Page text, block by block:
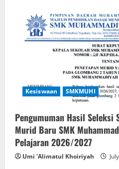
Kesiswaan SMKMUHI
Pengumuman Hasil Seleksi
Murid Baru SMK
Pelajaran 2026/2027
Umi 'Alimatul Khoiriyah